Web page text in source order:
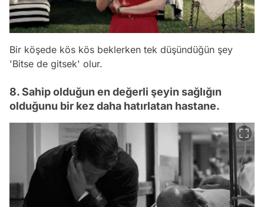
Bir köşede kös kös beklerken tek düşündüğün şey
'Bitse de gitsek' olur.
8. Sahip olduğun en değerli şeyin sağlığın
olduğunu bir kez daha hatırlatan hastane.